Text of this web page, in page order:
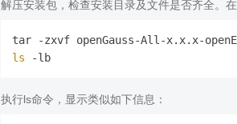
解压安装包，检查安装目录及文件是否齐全。
ls
执行ls命令，显示类似如下信息：